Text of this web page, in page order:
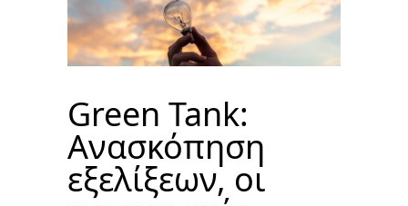
Green Tank:
Ανασκόπηση
εξελίξεων, oι